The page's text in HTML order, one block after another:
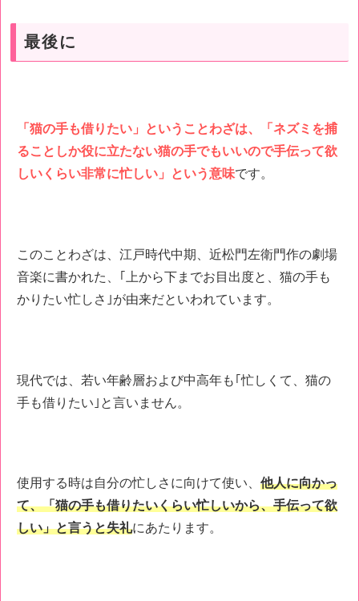
最後に
「猫の手も借りたい」ということわざは、「ネズミを捕
ることしか役に立たない猫の手でもいいので手伝って欲
しいくらい非常に忙しい」という意味です。
このことわざは、江戸時代中期、近松門左衛門作の劇場
音楽に書かれた、｢上から下までお目出度と、猫の手も
かりたい忙しさ｣が由来だといわれています。
現代では、若い年齢層および中高年も｢忙しくて、猫の
手も借りたい｣と言いません。
使用する時は自分の忙しさに向けて使い、 他人に向かっ
て、「猫の手も借りたいくらい忙しいから、手伝って欲
しい」と言うと失礼にあたります。